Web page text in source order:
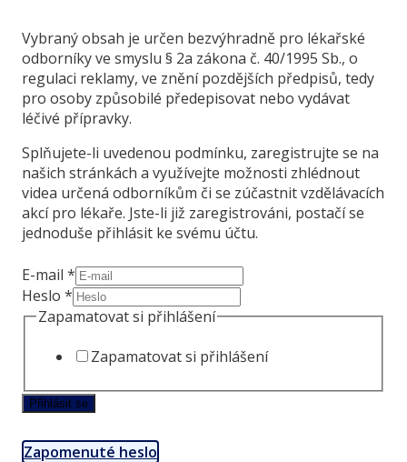
Vybraný obsah je určen bezvýhradně pro lékařské
odborníky ve smyslu § 2a zákona č. 40/1995 Sb., o
regulaci reklamy, ve znění pozdějších předpisů, tedy
pro osoby způsobilé předepisovat nebo vydávat
léčivé přípravky.
Splňujete-li uvedenou podmínku, zaregistrujte se na
našich stránkách a využívejte možnosti zhlédnout
videa určená odborníkům či se zúčastnit vzdělávacích
akcí pro lékaře. Jste-li již zaregistrováni, postačí se
jednoduše přihlásit ke svému účtu.
E-mail *
E-
mail
Heslo *
Zapamatovat si přihlášení
Zapamatovat si přihlášení
Přihlásit se
Zapomenuté heslo